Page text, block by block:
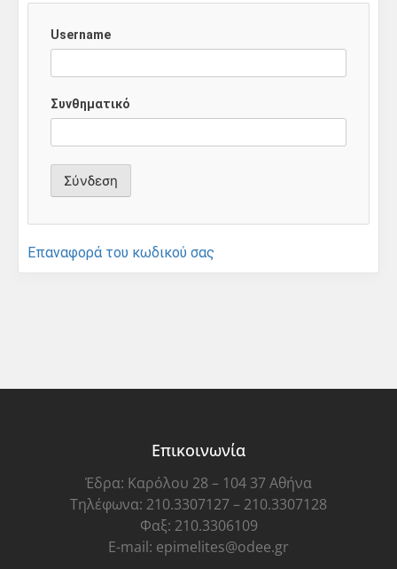
Username
Συνθηματικό
Επαναφορά του κωδικού σας
Επικοινωνία
Έδρα: Καρόλου 28 – 104 37 Αθήνα
Τηλέφωνα: 210.3307127 – 210.3307128
Φαξ: 210.3306109
E-mail: epimelites@odee.gr